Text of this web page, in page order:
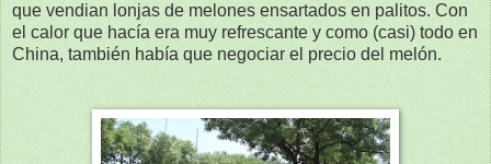
que vendian lonjas de melones ensartados en palitos. Con
el calor que hacía era muy refrescante y como (casi) todo en
China, también había que negociar el precio del melón.